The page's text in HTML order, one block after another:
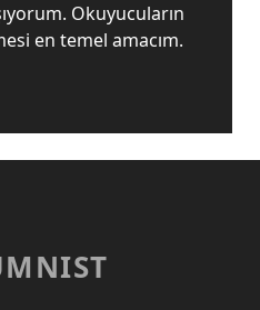
Okuyucuların
en temel amacım.